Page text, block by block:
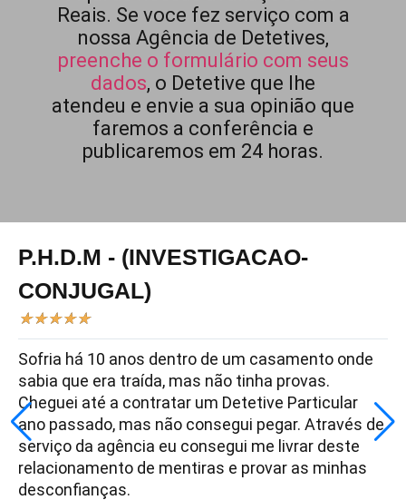
Reais. Se voce fez serviço com a
nossa Agência de Detetives,
preenche o formulário com seus
dados, o Detetive que lhe
atendeu e envie a sua opinião que
faremos a conferência e
publicaremos em 24 horas.
P.H.D.M - (INVESTIGACAO-
CONJUGAL)
★★★★★
Sofria há 10 anos dentro de um casamento onde
sabia que era traída, mas não tinha provas.
Cheguei até a contratar um Detetive Particular
ano passado, mas não consegui pegar. Através de
serviço da agência eu consegui me livrar deste
relacionamento de mentiras e provar as minhas
desconfianças.